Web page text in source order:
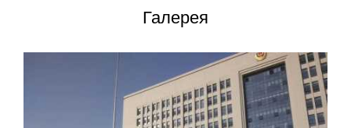
Галерея